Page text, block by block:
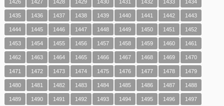
1426 1427 1428 1429 1430 1431 1432 1433 1434
1435 1436 1437 1438 1439 1440 1441 1442 1443
1444 1445 1446 1447 1448 1449 1450 1451 1452
1453 1454 1455 1456 1457 1458 1459 1460 1461
1462 1463 1464 1465 1466 1467 1468 1469 1470
1471 1472 1473 1474 1475 1476 1477 1478 1479
1480 1481 1482 1483 1484 1485 1486 1487 1488
1489 1490 1491 1492 1493 1494 1495 1496 1497